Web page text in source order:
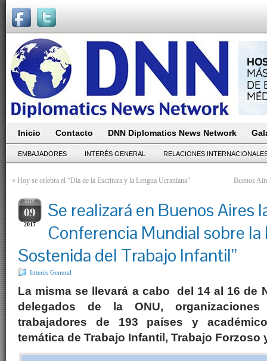
Inicio Contacto DNN Diplomatics News Network
EMBAJADORES INTERÉS GENERAL RELACIONES
« Hoy se celebra el “Día de la Escritura y la Lengua Ucraniana” Buenos
NOV
09
2017
Se realizará en Buenos Aires
Conferencia Mundial sobre la
Sostenida del Trabajo Infantil”
Interés General
La misma se llevará a cabo del 14 al 16 de
delegados de la ONU,
trabajadores de 193 países y
temática de Trabajo Infantil, Trabajo Forzoso